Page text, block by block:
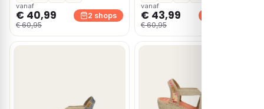
vanaf
€ 40,99
€ 60,95
2 shops
vanaf
€ 43,99
€ 60,95